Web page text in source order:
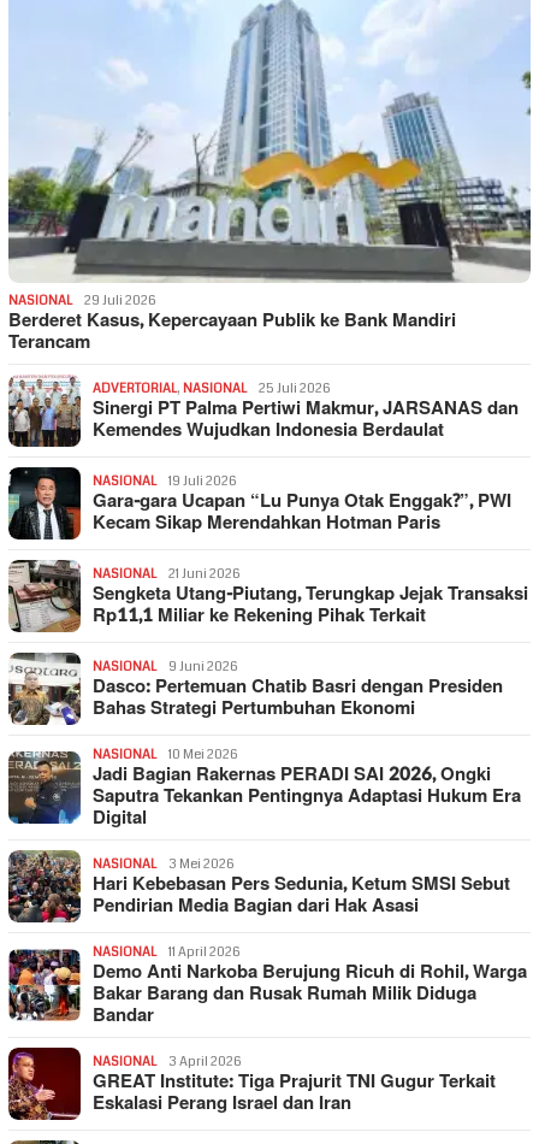
NASIONAL 29 Juli 2026
Berderet Kasus, Kepercayaan Publik ke Bank Mandiri
Terancam
ADVERTORIAL, NASIONAL 25 Juli 2026
Sinergi PT Palma Pertiwi Makmur, JARSANAS dan
Kemendes Wujudkan Indonesia Berdaulat
NASIONAL 19 Juli 2026
Gara-gara Ucapan “Lu Punya Otak Enggak?”, PWI
Kecam Sikap Merendahkan Hotman Paris
NASIONAL 21 Juni 2026
Sengketa Utang-Piutang, Terungkap Jejak Transaksi
Rp11,1 Miliar ke Rekening Pihak Terkait
NASIONAL 9 Juni 2026
Dasco: Pertemuan Chatib Basri dengan Presiden
Bahas Strategi Pertumbuhan Ekonomi
NASIONAL 10 Mei 2026
Jadi Bagian Rakernas PERADI SAI 2026, Ongki
Saputra Tekankan Pentingnya Adaptasi Hukum Era
Digital
NASIONAL 3 Mei 2026
Hari Kebebasan Pers Sedunia, Ketum SMSI Sebut
Pendirian Media Bagian dari Hak Asasi
NASIONAL 11 April 2026
Demo Anti Narkoba Berujung Ricuh di Rohil, Warga
Bakar Barang dan Rusak Rumah Milik Diduga
Bandar
NASIONAL 3 April 2026
GREAT Institute: Tiga Prajurit TNI Gugur Terkait
Eskalasi Perang Israel dan Iran